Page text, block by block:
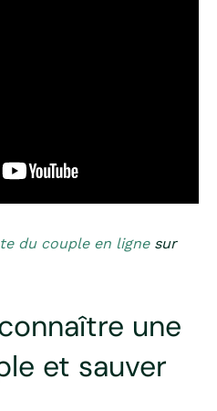
du couple en lignesur
une
et sauver